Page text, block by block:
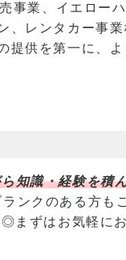
事業、イエローハ
、レンタカー事業
提供を第一に、よ
知識・経験を積
ンクのある方も
まずはお気軽にお